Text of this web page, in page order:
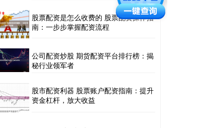
股票配资是怎么收费的 股票配资操作指
南：一步步掌握配资流程
公司配资炒股 期货配资平台排行榜：揭
秘行业领军者
股市配资利器 股票账户配资指南：提升
资金杠杆，放大收益